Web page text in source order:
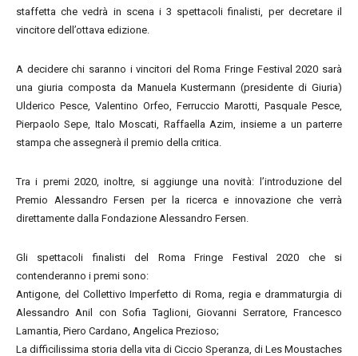
staffetta che vedrà in scena i 3 spettacoli finalisti, per decretare il
vincitore dell’ottava edizione.
A decidere chi saranno i vincitori del Roma Fringe Festival 2020 sarà
una giuria composta da Manuela Kustermann (presidente di Giuria)
Ulderico Pesce, Valentino Orfeo, Ferruccio Marotti, Pasquale Pesce,
Pierpaolo Sepe, Italo Moscati, Raffaella Azim, insieme a un parterre
stampa che assegnerà il premio della critica.
Tra i premi 2020, inoltre, si aggiunge una novità: l’introduzione del
Premio Alessandro Fersen per la ricerca e innovazione che verrà
direttamente dalla Fondazione Alessandro Fersen.
Gli spettacoli finalisti del Roma Fringe Festival 2020 che si
contenderanno i premi sono:
Antigone, del Collettivo Imperfetto di Roma, regia e drammaturgia di
Alessandro Anil con Sofia Taglioni, Giovanni Serratore, Francesco
Lamantia, Piero Cardano, Angelica Prezioso;
La difficilissima storia della vita di Ciccio Speranza, di Les Moustaches